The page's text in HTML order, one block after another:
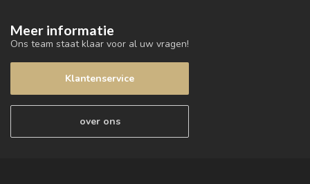
Meer informatie
Ons team staat klaar voor al uw vragen!
Klantenservice
over ons